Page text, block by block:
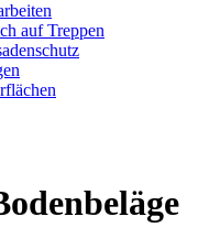
auf Treppen